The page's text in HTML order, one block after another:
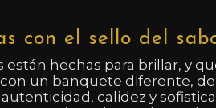
con el sello del
están hechas para brillar, y
un banquete diferente,
calidez y